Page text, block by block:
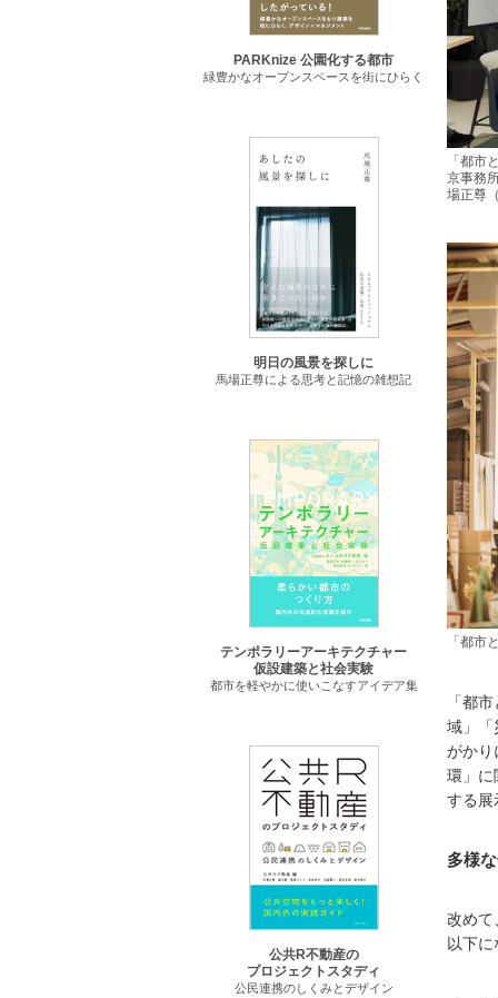
「都市
京事務
場正尊
「都市
「都
域」「
がかり
環」に
する展
多様
改めて
以下
PARKnize 公園化する都市
緑豊かなオープンスペースを街にひらく
明日の風景を探しに
馬場正尊による思考と記憶の雑想記
テンポラリーアーキテクチャー
仮設建築と社会実験
都市を軽やかに使いこなすアイデア集
公共R不動産の
プロジェクトスタディ
公民連携のしくみとデザイン